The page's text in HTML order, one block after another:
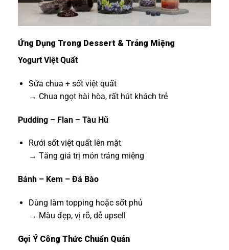
Ứng Dụng Trong Dessert & Tráng Miệng
Yogurt Việt Quất
Sữa chua + sốt việt quất
→ Chua ngọt hài hòa, rất hút khách trẻ
Pudding – Flan – Tàu Hũ
Rưới sốt việt quất lên mặt
→ Tăng giá trị món tráng miệng
Bánh – Kem – Đá Bào
Dùng làm topping hoặc sốt phủ
→ Màu đẹp, vị rõ, dễ upsell
Gợi Ý Công Thức Chuẩn Quán